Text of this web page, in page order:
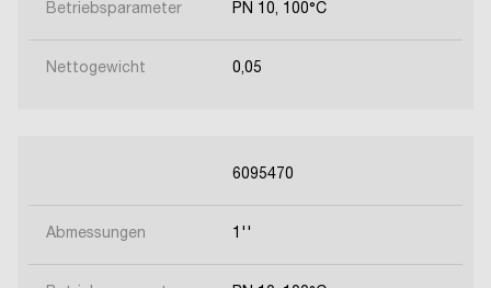
Betriebsparameter PN 10, 100°C
Nettogewicht 0,05
6095470
Abmessungen 1''